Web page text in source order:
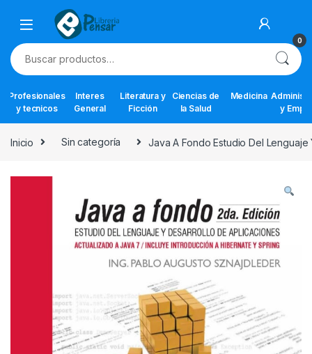
Skip to navigation
Skip to content
0
Buscar por:
Profesionales
y tecnicos
Interes
General
Literatura y
Ficción
Ciencias de
la Salud
Medicina
y
Inicio Sin categoría Java A Fondo Estudio Del